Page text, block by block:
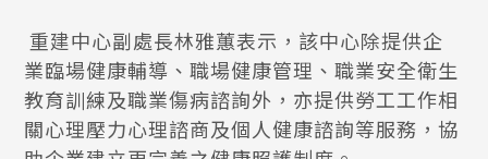
重建中心副處長林雅蕙表示，該中心除提供企
業臨場健康輔導、職場健康管理、職業安全衛生
教育訓練及職業傷病諮詢外，亦提供勞工工作相
關心理壓力心理諮商及個人健康諮詢等服務，協